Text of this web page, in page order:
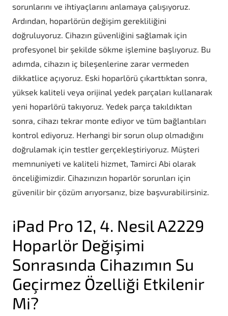
sorunlarını ve ihtiyaçlarını anlamaya çalışıyoruz.
Ardından, hoparlörün değişim gerekliliğini
doğruluyoruz. Cihazın güvenliğini sağlamak için
profesyonel bir şekilde sökme işlemine başlıyoruz. Bu
adımda, cihazın iç bileşenlerine zarar vermeden
dikkatlice açıyoruz. Eski hoparlörü çıkarttıktan sonra,
yüksek kaliteli veya orijinal yedek parçaları kullanarak
yeni hoparlörü takıyoruz. Yedek parça takıldıktan
sonra, cihazı tekrar monte ediyor ve tüm bağlantıları
kontrol ediyoruz. Herhangi bir sorun olup olmadığını
doğrulamak için testler gerçekleştiriyoruz. Müşteri
memnuniyeti ve kaliteli hizmet, Tamirci Abi olarak
önceliğimizdir. Cihazınızın hoparlör sorunları için
güvenilir bir çözüm arıyorsanız, bize başvurabilirsiniz.
iPad Pro 12, 4. Nesil A2229
Hoparlör Değişimi
Sonrasında Cihazımın Su
Geçirmez Özelliği Etkilenir
Mi?